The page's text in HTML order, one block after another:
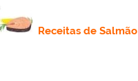
Receitas de Salmão